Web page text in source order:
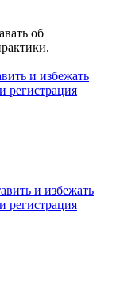
об
и избежать
регистрация
и избежать
регистрация